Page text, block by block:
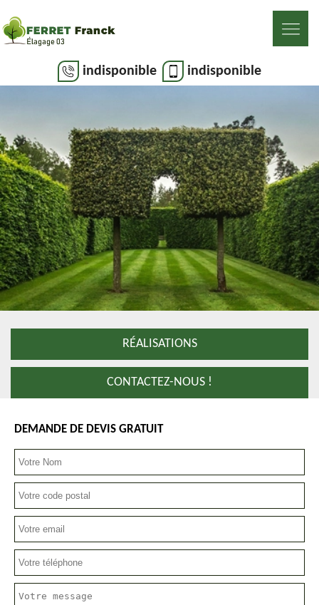
indisponible indisponible
RÉALISATIONS
CONTACTEZ-NOUS !
DEMANDE DE DEVIS GRATUIT